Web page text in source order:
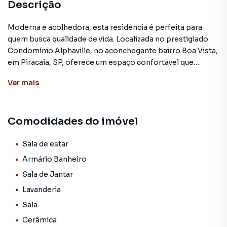
Descrição
Moderna e acolhedora, esta residência é perfeita para
quem busca qualidade de vida. Localizada no prestigiado
Condomínio Alphaville, no aconchegante bairro Boa Vista,
em Piracaia, SP, oferece um espaço confortável que
- *Suíte Principal:* 1 suíte espaçosa, garantindo total
- *Banheiros:* 2 banheiros, proporcionando praticidade
para a família e visitantes.
convívio e relaxamento.
- *Cozinha:*Ampla e arejada, perfeita para suas aventuras
culinárias.
Ver mais
Comodidades do imóvel
Sala de estar
Armário Banheiro
Sala de Jantar
Lavanderia
Sala
Cerâmica